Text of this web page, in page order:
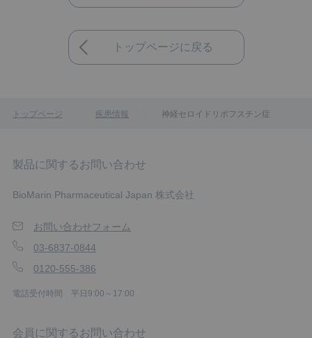
トップページに戻る
トップページ 疾患情報 神経セロイドリポフスチン症
会員に関するお問い合わせ
製品に関するお問い合わせ
BioMarin Pharmaceutical Japan 株式会社
お問い合わせフォーム
03-6837-0844
0120-555-386
電話受付時間 平日9:00～17:00